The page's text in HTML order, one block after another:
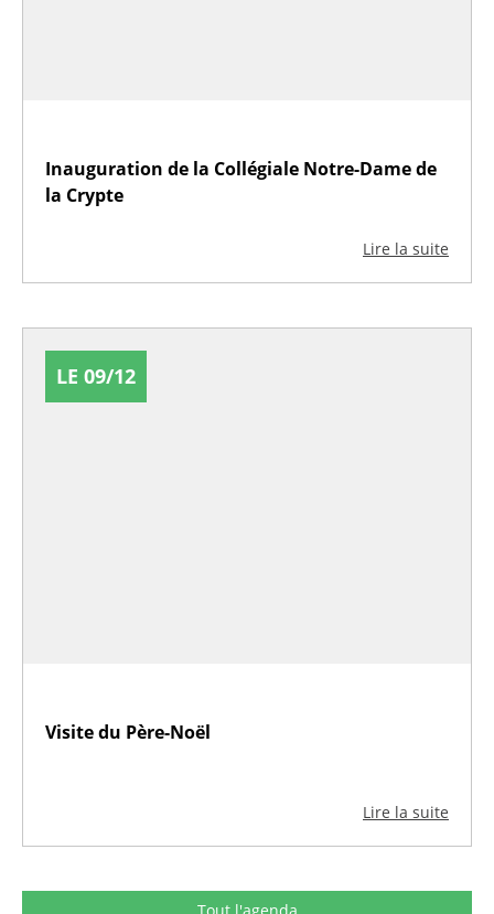
Inauguration de la Collégiale Notre-Dame de
la Crypte
Lire la suite
LE 09/12
Visite du Père-Noël
Lire la suite